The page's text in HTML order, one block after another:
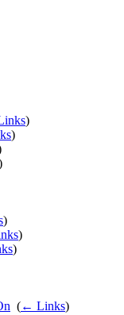
)
)
)
)
)
(← Links)